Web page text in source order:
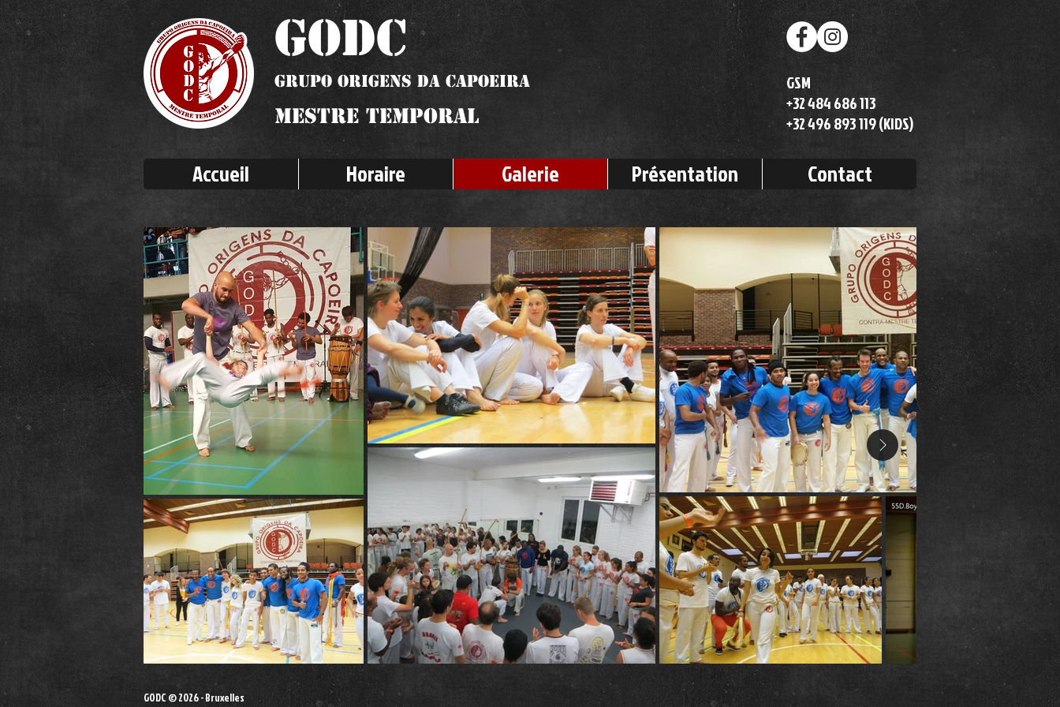
GODC
Grupo Origens Da Capoeira
Mestre Temporal
GSM
+32 484 686 113
+32 496 893 119 (KIDS)
Accueil Horaire Galerie Présentation Contact
GODC © 2026 - Bruxelles